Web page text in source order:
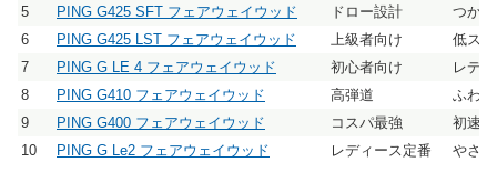
5
PING G425 SFT フェアウェイウッド ドロー設計
つか
6
PING G425 LST フェアウェイウッド 上級者向け
低ス
7
PING G LE 4 フェアウェイウッド 初心者向け
レデ
8
PING G410 フェアウェイウッド 高弾道
ふわ
9
PING G400 フェアウェイウッド コスパ最強
初速
10
PING G Le2 フェアウェイウッド レディース定番 やさ